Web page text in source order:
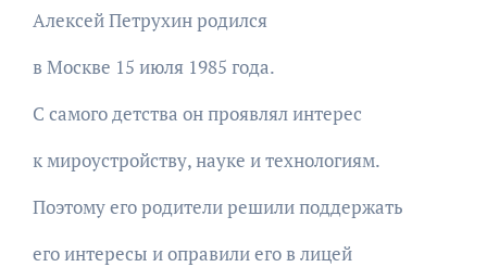
Алексей Петрухин родился
в Москве 15 июля 1985 года.
С самого детства он проявлял интерес
к мироустройству, науке и технологиям.
Поэтому его родители решили поддержать
его интересы и оправили его в лицей